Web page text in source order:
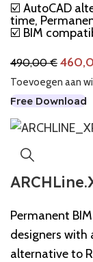
☑️ AutoCAD
time,
☑️ BIM
490,00€
Toevoegen aan
Free Download
Permanent
designers with
alternative to